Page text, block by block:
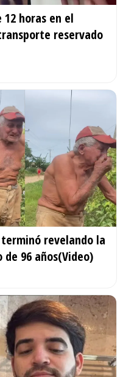
horas en el
reservado
revelando la
96 años(Video)